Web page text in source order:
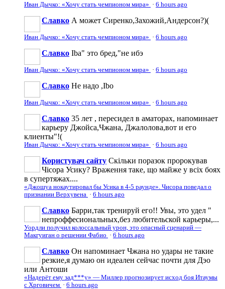
Иван Дычко: «Хочу стать чемпионом мира» · 6 hours ago
Славко А может Сиренко,Захожий,Андерсон?)(
Иван Дычко: «Хочу стать чемпионом мира» · 6 hours ago
Славко Iba" это бред,"не ибэ
Иван Дычко: «Хочу стать чемпионом мира» · 6 hours ago
Славко Не надо ,Ibo
Иван Дычко: «Хочу стать чемпионом мира» · 6 hours ago
Славко 35 лет , пересидел в аматорах, напоминает
карьеру Джойса,Чжана, Джалолова,вот и его
клиенты"!(
Иван Дычко: «Хочу стать чемпионом мира» · 6 hours ago
Користувач сайту Скільки поразок пророкував
Чісора Усику? Враження таке, що майже у всіх боях
в супертяжах....
«Джошуа нокаутировал бы Усика в 4-5 раунде». Чисора поведал о
признании Верхувена · 6 hours ago
Славко Барри,так тренируй его!! Увы, это удел "
непроффесиональных,без любительской карьеры,...
Уордли получил колоссальный урон, это опасный сценарий —
Макгуиган о решении Фабио · 6 hours ago
Славко Он напоминает Чжана но удары не такие
резкие,я думаю он идеален сейчас почти для Дэо
или Антоши
«Надерёт ему зад***у» — Миллер прогнозирует исход боя Итаумы
с Хрговичем · 6 hours ago